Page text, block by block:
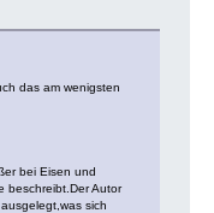
das am wenigsten
bei Eisen und
beschreibt.Der Autor
sich